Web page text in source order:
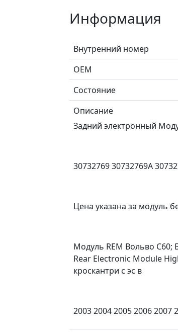
Информация
Внутренний номер
ОЕМ
Состояние
Описание
Задний электронный
30732769 30732769A
Цена указана за модуль
Модуль REM Вольво С60;
Rear Electronic Module
кроскантри с эс в
2003 2004 2005 2006 2007